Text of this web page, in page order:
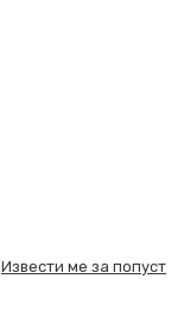
Извести ме за попуст